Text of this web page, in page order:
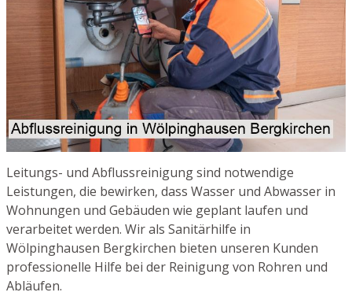
Leitungs- und Abflussreinigung sind notwendige
Leistungen, die bewirken, dass Wasser und Abwasser in
Wohnungen und Gebäuden wie geplant laufen und
verarbeitet werden. Wir als Sanitärhilfe in
Wölpinghausen Bergkirchen bieten unseren Kunden
professionelle Hilfe bei der Reinigung von Rohren und
Abläufen.